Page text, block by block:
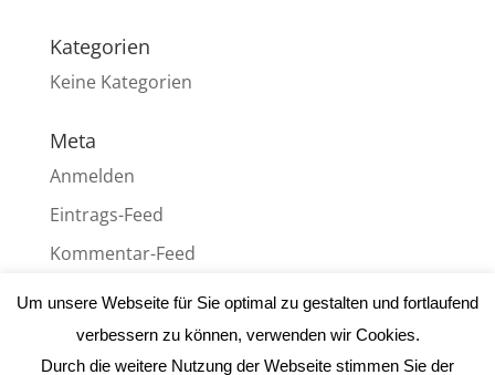
Kategorien
Keine Kategorien
Meta
Anmelden
Eintrags-Feed
Kommentar-Feed
WordPress.org
Um unsere Webseite für Sie optimal zu gestalten und fortlaufend
verbessern zu können, verwenden wir Cookies.
Durch die weitere Nutzung der Webseite stimmen Sie der